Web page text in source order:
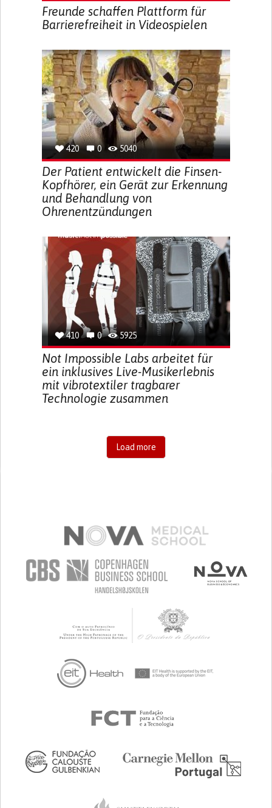
Freunde schaffen Plattform für
Barrierefreiheit in Videospielen
420 0 5040
Der Patient entwickelt die Finsen-
Kopfhörer, ein Gerät zur Erkennung
und Behandlung von
Ohrenentzündungen
410 0 5925
Not Impossible Labs arbeitet für
ein inklusives Live-Musikerlebnis
mit vibrotextiler tragbarer
Technologie zusammen
Load more